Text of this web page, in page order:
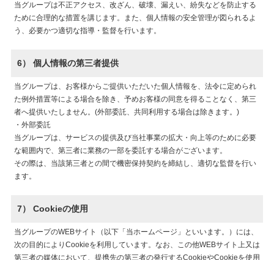
当グループは不正アクセス、改ざん、破壊、漏えい、紛失などを防止する
ために合理的な措置を講じます。また、個人情報の安全管理が図られるよ
う、必要かつ適切な指導・監督を行います。
6） 個人情報の第三者提供
当グループは、お客様からご提供いただいた個人情報を、法令に定められ
た例外措置等による場合を除き、予めお客様の同意を得ることなく、第三
者へ提供いたしません。(外部委託、共同利用する場合は除きます。)
・外部委託
当グループは、サービスの提供及び当社事業の拡大・向上等のために必要
な範囲内で、第三者に業務の一部を委託する場合がございます。
その際は、当該第三者との間で機密保持契約を締結し、適切な監督を行い
ます。
7） Cookieの使用
当グループのWEBサイト（以下「当ホームページ」といいます。）には、
次の目的によりCookieを利用しています。なお、この他WEBサイト上又は
第三者の媒体において、提携先の第三者の発行するCookieやCookieを使用